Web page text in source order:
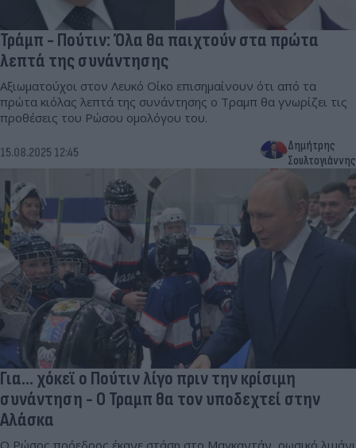
Τράμπ - Πούτιν: Όλα θα παιχτούν στα πρώτα
λεπτά της συνάντησης
Αξιωματούχοι στον Λευκό Οίκο επισημαίνουν ότι από τα
πρώτα κιόλας λεπτά της συνάντησης ο Τραμπ θα γνωρίζει τις
προθέσεις του Ρώσου ομολόγου του.
15.08.2025 12:45
Δημήτρης
Σουλτογιάννης
Για… χόκεϊ ο Πούτιν λίγο πριν την κρίσιμη
συνάντηση - Ο Τραμπ θα τον υποδεχτεί στην
Αλάσκα
Ο Ρώσος πρόεδρος έκανε στάση στο Μαγκαντάν, ρωσικό λιμάνι